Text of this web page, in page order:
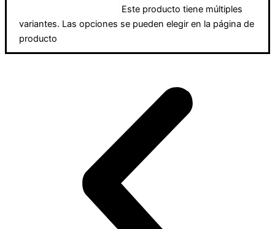
Este producto tiene múltiples
variantes. Las opciones se pueden elegir en la página de
producto